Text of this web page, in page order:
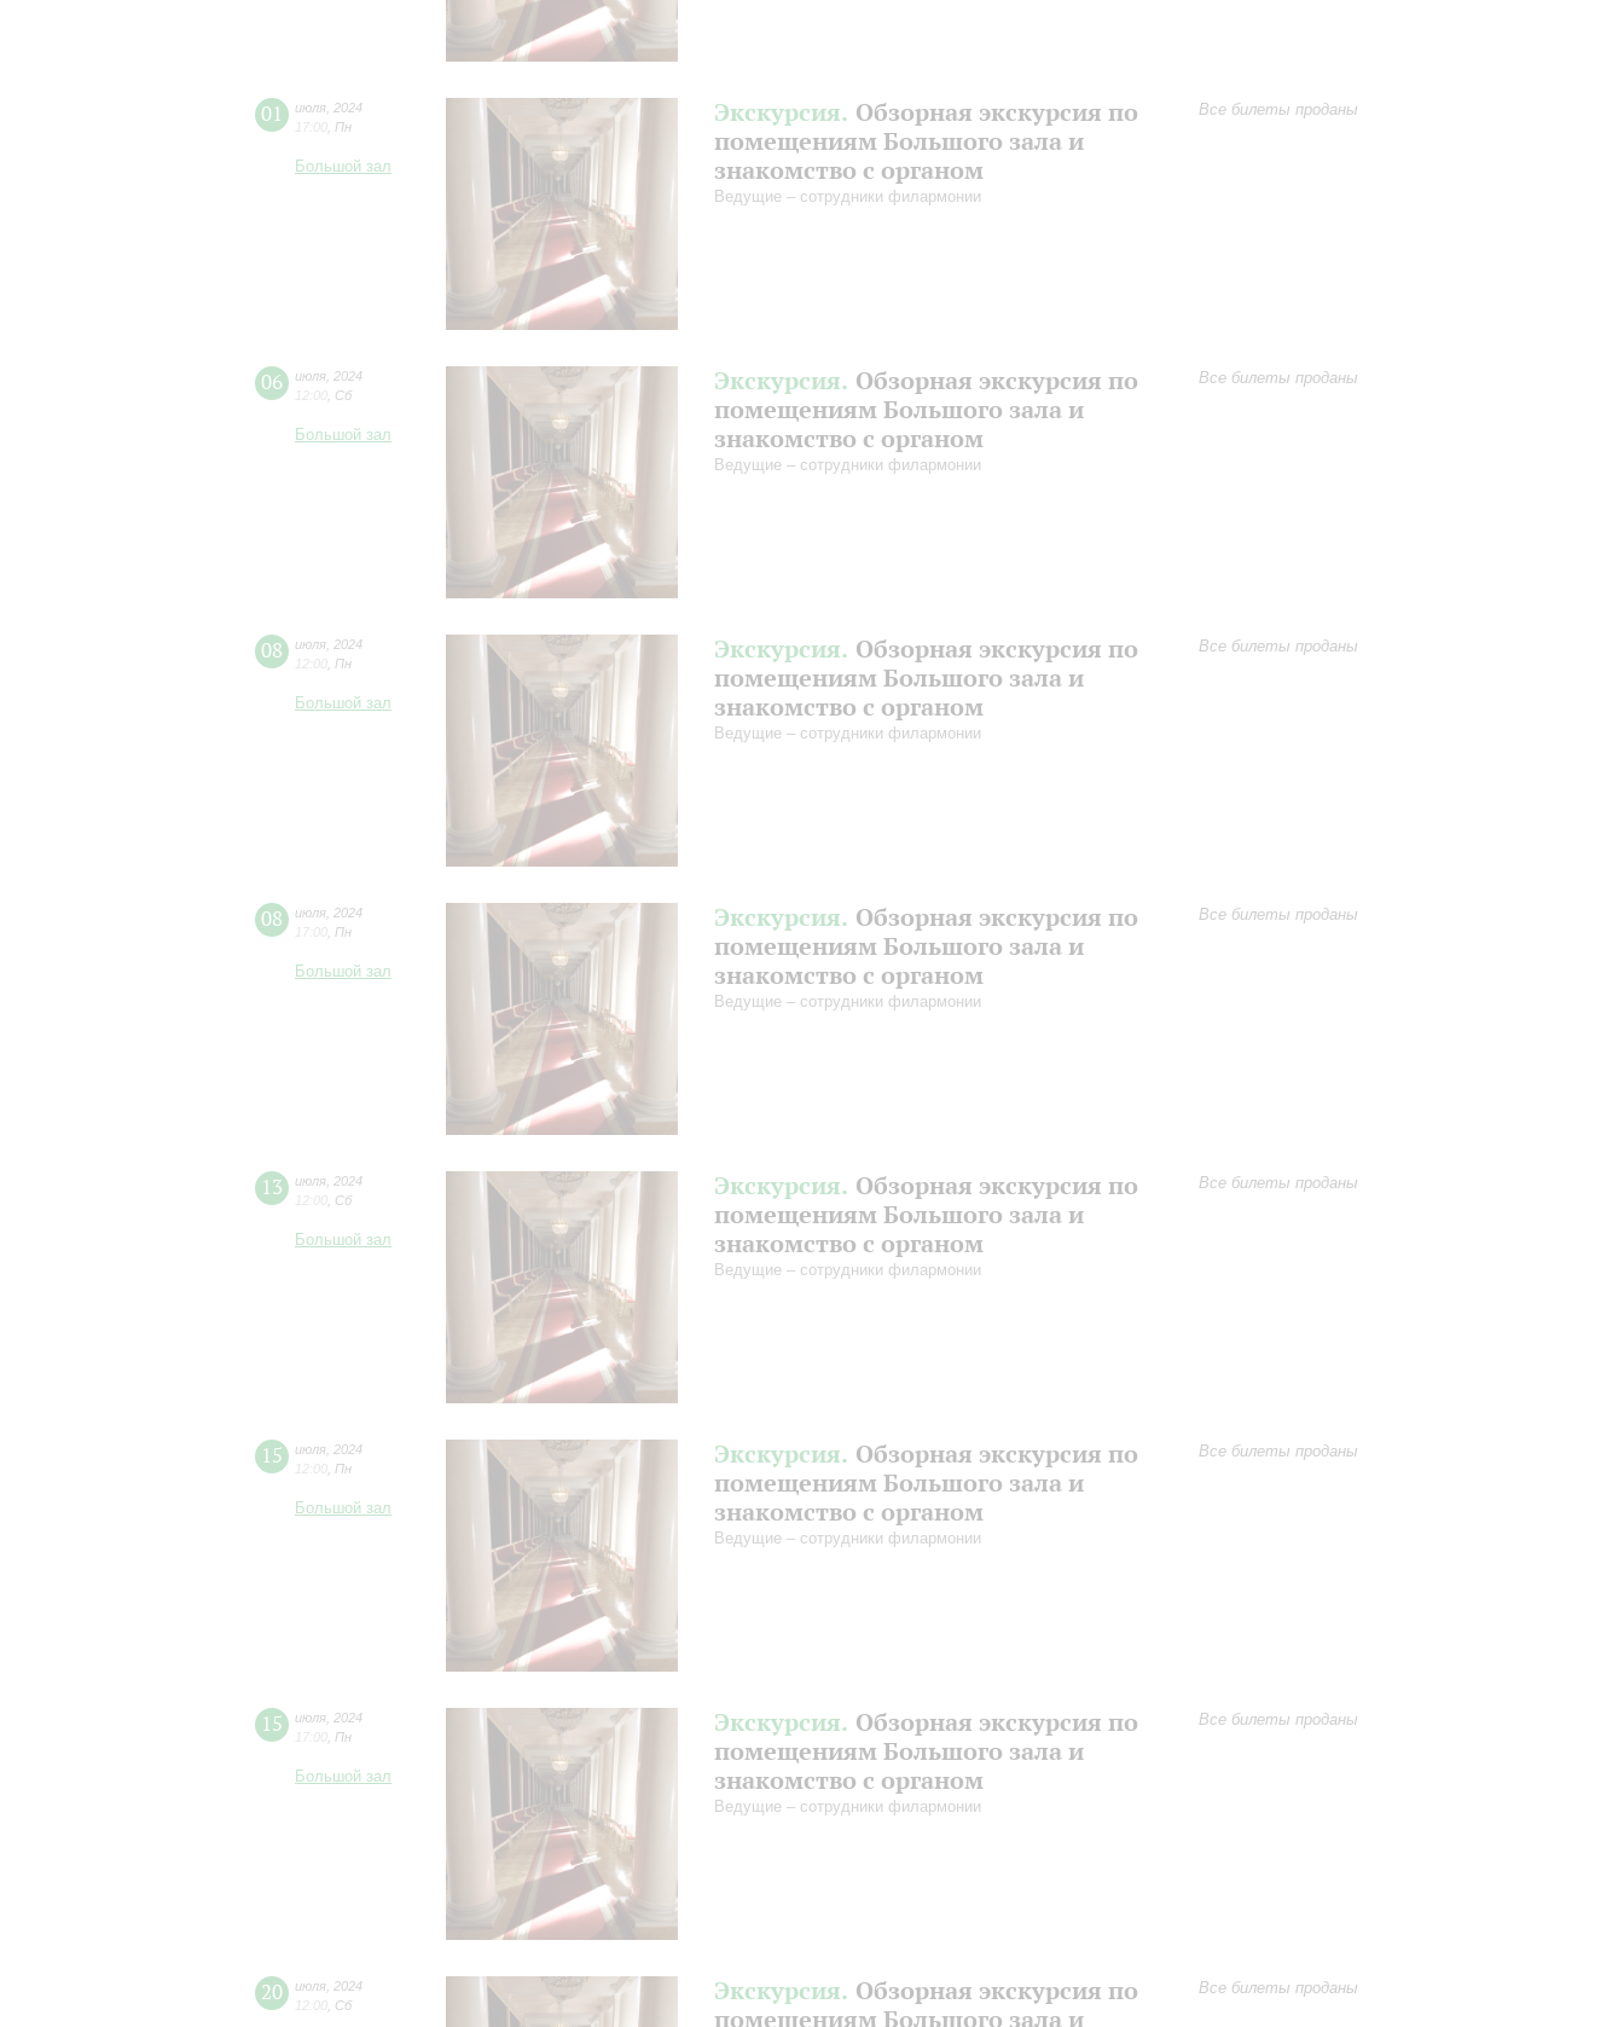
01 июля 2024
17:00 Пн
Большой зал
Экскурсия. Обзорная экскурсия по
помещениям Большого зала и
знакомство с органом
Ведущие – сотрудники филармонии
Все билеты проданы
06 июля 2024
12:00 Сб
Большой зал
Экскурсия. Обзорная экскурсия по
помещениям Большого зала и
знакомство с органом
Ведущие – сотрудники филармонии
Все билеты проданы
08 июля 2024
12:00 Пн
Большой зал
Экскурсия. Обзорная экскурсия по
помещениям Большого зала и
знакомство с органом
Ведущие – сотрудники филармонии
Все билеты проданы
08 июля 2024
17:00 Пн
Большой зал
Экскурсия. Обзорная экскурсия по
помещениям Большого зала и
знакомство с органом
Ведущие – сотрудники филармонии
Все билеты проданы
13 июля 2024
12:00 Сб
Большой зал
Экскурсия. Обзорная экскурсия по
помещениям Большого зала и
знакомство с органом
Ведущие – сотрудники филармонии
Все билеты проданы
15 июля 2024
12:00 Пн
Большой зал
Экскурсия. Обзорная экскурсия по
помещениям Большого зала и
знакомство с органом
Ведущие – сотрудники филармонии
Все билеты проданы
15 июля 2024
17:00 Пн
Большой зал
Экскурсия. Обзорная экскурсия по
помещениям Большого зала и
знакомство с органом
Ведущие – сотрудники филармонии
Все билеты проданы
20 июля 2024
12:00 Сб Экскурсия. Обзорная экскурсия по
помещениям Большого зала и
Все билеты проданы